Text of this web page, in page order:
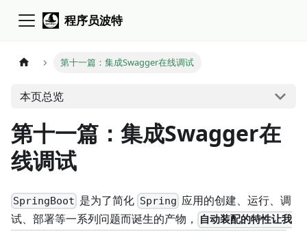
程序员波特
第十一篇：集成Swagger在线调试
本页总览
第十一篇：集成Swagger在
线调试
SpringBoot 是为了简化 Spring 应用的创建、运行、调
试、部署等一系列问题而诞生的产物，
自动装配的特性让我